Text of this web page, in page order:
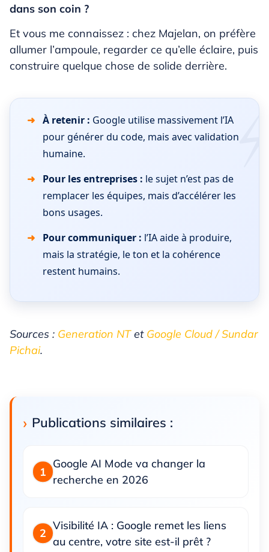
dans son coin ?
Et vous me connaissez : chez Majelan, on préfère
allumer l’ampoule, regarder ce qu’elle éclaire, puis
construire quelque chose de solide derrière.
À retenir : Google utilise massivement l’IA
pour générer du code, mais avec validation
humaine.
Pour les entreprises : le sujet n’est pas de
remplacer les équipes, mais d’accélérer les
bons usages.
Pour communiquer : l’IA aide à produire,
mais la stratégie, le ton et la cohérence
restent humains.
Sources : Generation NTet Google Cloud / Sundar
Pichai.
Publications similaires :
Google AI Mode va changer la
recherche en 2026
Visibilité IA : Google remet les liens
au centre, votre site est-il prêt ?